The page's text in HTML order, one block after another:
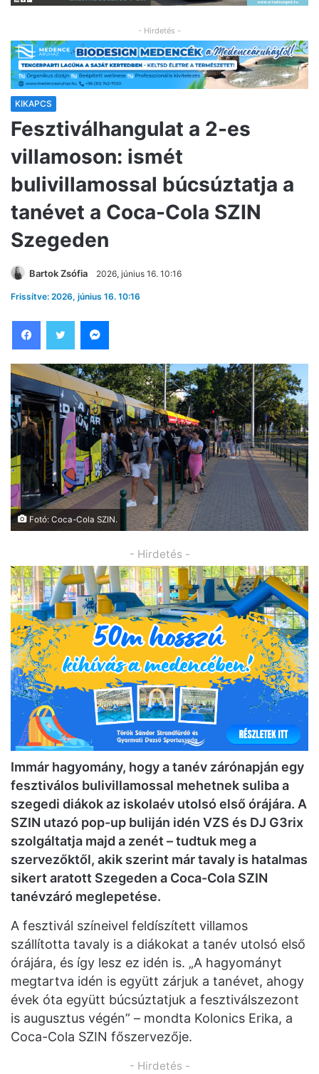
- Hirdetés -
KIKAPCS
Fesztiválhangulat a 2-es
villamoson: ismét
bulivillamossal búcsúztatja a
tanévet a Coca-Cola SZIN
Szegeden
Bartok Zsófia 2026, június 16. 10:16
Frissítve: 2026, június 16. 10:16
Fotó: Coca-Cola SZIN.
- Hirdetés -
Immár hagyomány, hogy a tanév zárónapján egy
fesztiválos bulivillamossal mehetnek suliba a
szegedi diákok az iskolaév utolsó első órájára. A
SZIN utazó pop-up buliján idén VZS és DJ G3rix
szolgáltatja majd a zenét – tudtuk meg a
szervezőktől, akik szerint már tavaly is hatalmas
sikert aratott Szegeden a Coca-Cola SZIN
tanévzáró meglepetése.
A fesztivál színeivel feldíszített villamos
szállította tavaly is a diákokat a tanév utolsó első
órájára, és így lesz ez idén is. „A hagyományt
megtartva idén is együtt zárjuk a tanévet, ahogy
évek óta együtt búcsúztatjuk a fesztiválszezont
is augusztus végén” – mondta Kolonics Erika, a
Coca-Cola SZIN főszervezője.
- Hirdetés -